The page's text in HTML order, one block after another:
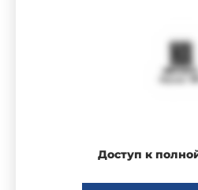
Доступ к